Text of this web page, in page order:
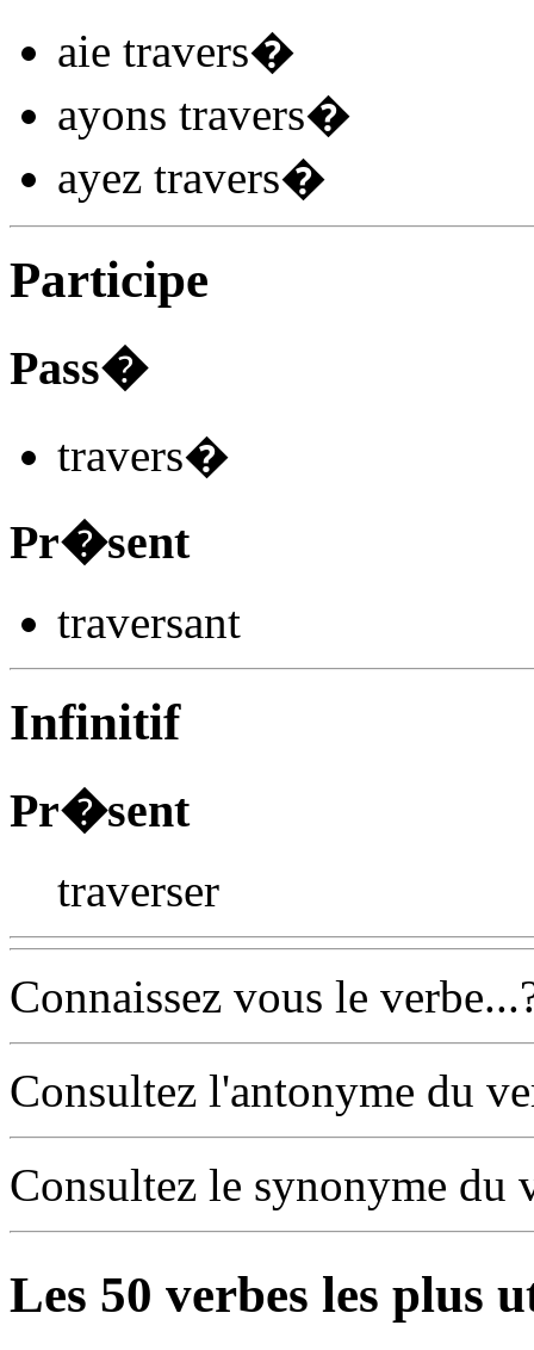
aie travers�
ayons travers�
ayez travers�
Participe
Pass�
travers�
Pr�sent
traversant
Infinitif
Pr�sent
traverser
Connaissez vous le
Consultez l'antonyme du
Consultez le synonyme du
Les 50 verbes les plus